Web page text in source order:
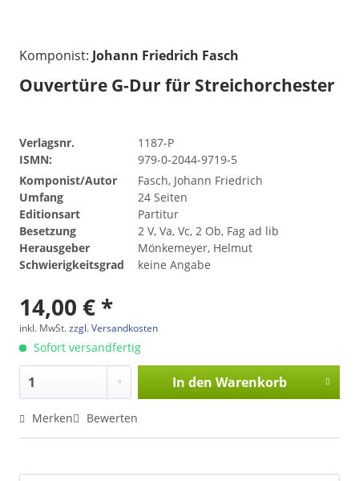
Komponist: Johann Friedrich Fasch
Ouvertüre G-Dur für Streichorchester
Verlagsnr.
1187-P
ISMN:
979-0-2044-9719-5
Komponist/Autor
Fasch, Johann Friedrich
Umfang
24 Seiten
Editionsart
Partitur
Besetzung
2 V, Va, Vc, 2 Ob, Fag ad lib
Herausgeber
Mönkemeyer, Helmut
Schwierigkeitsgrad
keine Angabe
14,00 € *
inkl. MwSt.zzgl. Versandkosten
Sofort versandfertig
In den Warenkorb
Merken Bewerten